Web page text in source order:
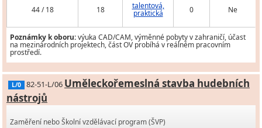
44 / 18 18 talentová,
praktická 0 Ne
Poznámky k oboru:výuka CAD/CAM, výměnné pobyty v zahraničí, účast
na mezinárodních projektech, část OV probíhá v reálném pracovním
prostředí.
L/0 82-51-L/06 Uměleckořemeslná stavba hudebních
nástrojů
Zaměření nebo Školní vzdělávací program (ŠVP)